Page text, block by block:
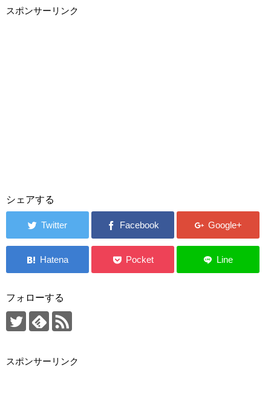
スポンサーリンク
シェアする
フォローする
スポンサーリンク